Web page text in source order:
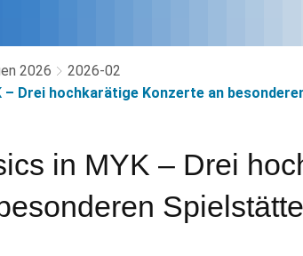
2026
2026-02
– Drei hochkarätige Konzerte an
in MYK – Drei